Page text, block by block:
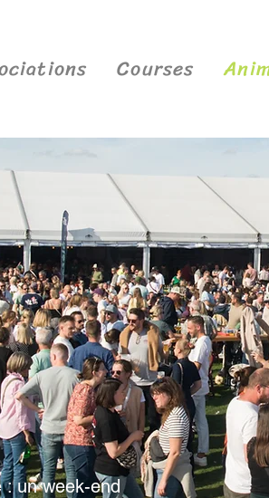
Courses
: un week-end